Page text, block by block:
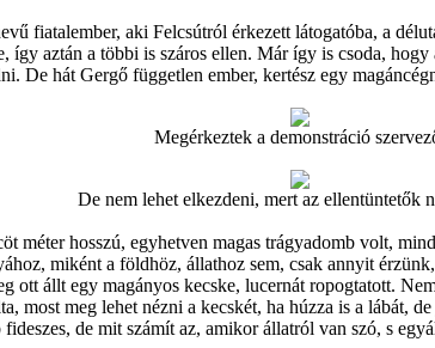
fiatalember, aki Felcsútról érkezett látogatóba, a
így aztán a többi is száros ellen. Már így is csoda,
De hát Gergő független ember, kertész egy
Megérkeztek a demonstráció
De nem lehet elkezdeni, mert az ellentüntetők
méter hosszú, egyhetven magas trágyadomb volt,
miként a földhöz, állathoz sem, csak annyit
ott állt egy magányos kecske, lucernát ropogtatott.
most meg lehet nézni a kecskét, ha húzza is a lábát,
de mit számít az, amikor állatról van szó, s